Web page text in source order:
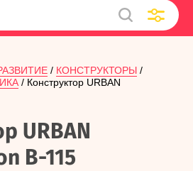
/ КОНСТРУКТОРЫ
/ Конструктор URBAN
URBAN
В-115